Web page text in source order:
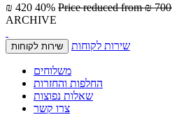
₪ 420 40% Price reduced from₪ 700
ARCHIVE
שירות לקוחות שירות לקוחות
משלוחים
החלפות והחזרות
שאלות נפוצות
צרו קשר